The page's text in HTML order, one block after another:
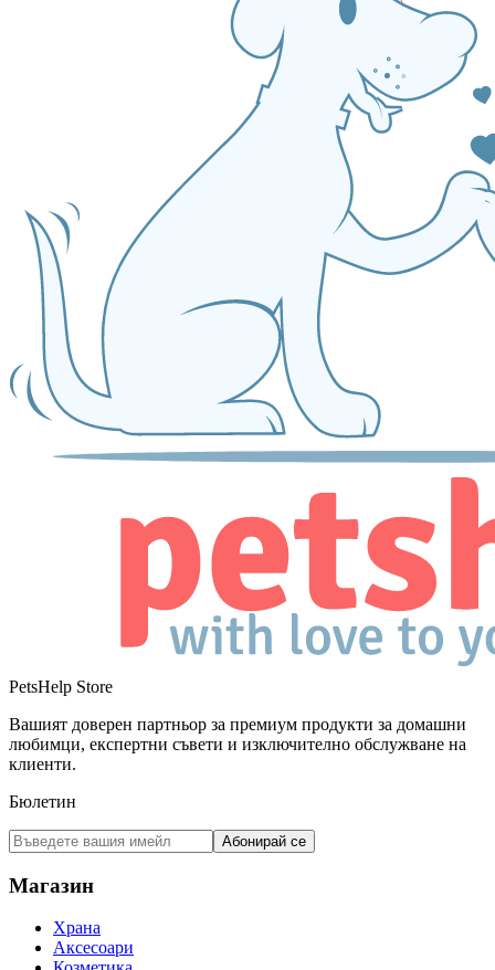
PetsHelp Store
Вашият доверен партньор за премиум продукти за домашни
любимци, експертни съвети и изключително обслужване на
клиенти.
Бюлетин
Абонирай се
Магазин
Храна
Аксесоари